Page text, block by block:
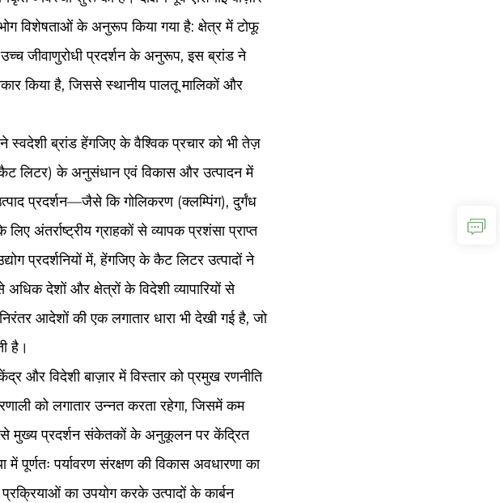
विशेषताओं के अनुरूप किया गया है: क्षेत्र में टोफू
जीवाणुरोधी प्रदर्शन के अनुरूप, इस ब्रांड ने
किया है, जिससे स्थानीय पालतू मालिकों और
स्वदेशी ब्रांड हेंगजिए के वैश्विक प्रचार को भी तेज़
लिटर) के अनुसंधान एवं विकास और उत्पादन में
प्रदर्शन—जैसे कि गोलिकरण (क्लम्पिंग), दुर्गंध
अंतर्राष्ट्रीय ग्राहकों से व्यापक प्रशंसा प्राप्त
प्रदर्शनियों में, हेंगजिए के कैट लिटर उत्पादों ने
देशों और क्षेत्रों के विदेशी व्यापारियों से
आदेशों की एक लगातार धारा भी देखी गई है, जो
है।
और विदेशी बाज़ार में विस्तार को प्रमुख रणनीति
को लगातार उन्नत करता रहेगा, जिसमें कम
मुख्य प्रदर्शन संकेतकों के अनुकूलन पर केंद्रित
पूर्णतः पर्यावरण संरक्षण की विकास अवधारणा का
का उपयोग करके उत्पादों के कार्बन